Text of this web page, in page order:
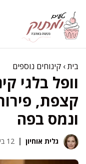
לתוכן
בית› קינוחים נוספים
וופל בלגי
קצפת,
ונמס בפה
גלית אוחיון 12 ביוני 2025